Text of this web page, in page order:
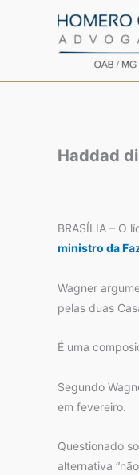
Haddad
BRASÍLIA – O
ministro da
Wagner
pelas duas
É uma
Segundo
em fevereiro.
Questionado
alternativa